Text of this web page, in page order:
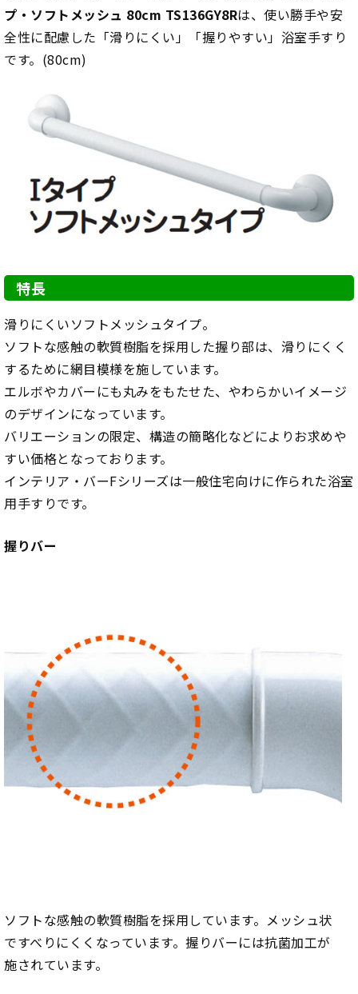
プ・ソフトメッシュ 80cm TS136GY8Rは、使い勝手や安
全性に配慮した「滑りにくい」「握りやすい」浴室手すり
です。(80cm)
特長
滑りにくいソフトメッシュタイプ。
ソフトな感触の軟質樹脂を採用した握り部は、滑りにくく
するために網目模様を施しています。
エルボやカバーにも丸みをもたせた、やわらかいイメージ
のデザインになっています。
バリエーションの限定、構造の簡略化などによりお求めや
すい価格となっております。
インテリア・バーFシリーズは一般住宅向けに作られた浴室
用手すりです。
握りバー
ソフトな感触の軟質樹脂を採用しています。メッシュ状
ですべりにくくなっています。握りバーには抗菌加工が
施されています。